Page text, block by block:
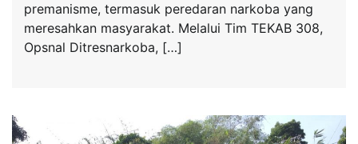
premanisme, termasuk peredaran narkoba yang
meresahkan masyarakat. Melalui Tim TEKAB 308,
Opsnal Ditresnarkoba, […]